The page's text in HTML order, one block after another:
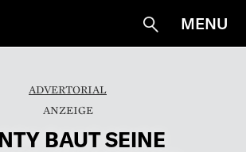
Suche
MENU
ADVERTORIAL
BAUT SEINE